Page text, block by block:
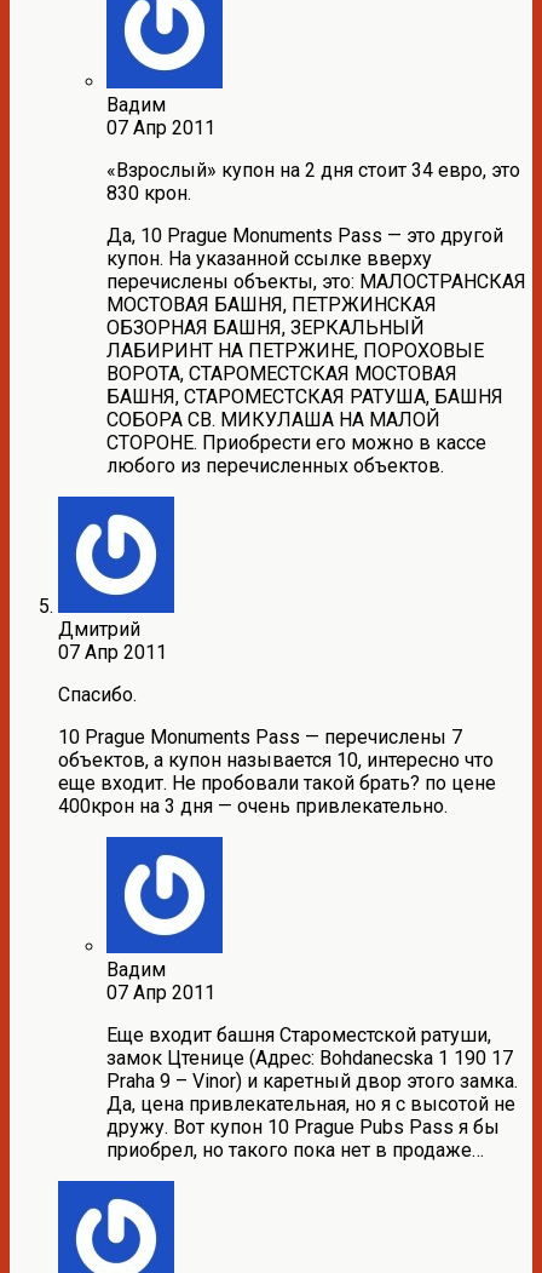
Вадим
07 Апр 2011
«Взрослый» купон на 2 дня стоит 34 евро, это
830 крон.
Да, 10 Prague Monuments Pass — это другой
купон. На указанной ссылке вверху
перечислены объекты, это: МАЛОСТРАНСКАЯ
МОСТОВАЯ БАШНЯ, ПЕТРЖИНСКАЯ
ОБЗОРНАЯ БАШНЯ, ЗЕРКАЛЬНЫЙ
ЛАБИРИНТ НА ПЕТРЖИНЕ, ПОРОХОВЫЕ
ВОРОТА, СТАРОМЕСТСКАЯ МОСТОВАЯ
БАШНЯ, СТАРОМЕСТСКАЯ РАТУША, БАШНЯ
СОБОРА СВ. МИКУЛАША НА МАЛОЙ
СТОРОНЕ. Приобрести его можно в кассе
любого из перечисленных объектов.
Дмитрий
07 Апр 2011
Спасибо.
10 Prague Monuments Pass — перечислены 7
объектов, а купон называется 10, интересно что
еще входит. Не пробовали такой брать? по цене
400крон на 3 дня — очень привлекательно.
Вадим
07 Апр 2011
Еще входит башня Староместской ратуши,
замок Цтенице (Адрес: Bohdanecska 1 190 17
Praha 9 – Vinor) и каретный двор этого замка.
Да, цена привлекательная, но я с высотой не
дружу. Вот купон 10 Prague Pubs Pass я бы
приобрел, но такого пока нет в продаже…